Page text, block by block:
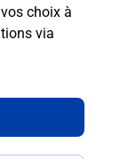
choix à
via